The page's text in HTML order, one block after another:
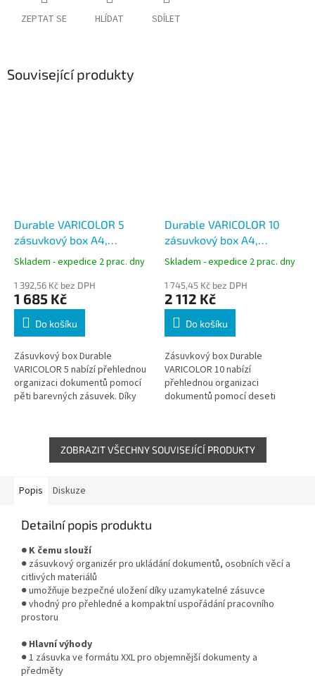
ZEPTAT SE HLÍDAT SDÍLET
Související produkty
Durable VARICOLOR 5
zásuvkový box A4,
barevný, 760527
Skladem - expedice 2 prac. dny
1 392,56 Kč bez DPH
1 685 Kč
Do košíku
Zásuvkový box Durable
VARICOLOR 5 nabízí přehlednou
organizaci dokumentů pomocí
pěti barevných zásuvek. Díky
ideální pro...
Durable VARICOLOR 10
zásuvkový box A4,
barevný, 761027
Skladem - expedice 2 prac. dny
1 745,45 Kč bez DPH
2 112 Kč
Do košíku
Zásuvkový box Durable
VARICOLOR 10 nabízí
přehlednou organizaci
dokumentů pomocí deseti
jemnému chodu zásuvek je
ideální...
ZOBRAZIT VŠECHNY SOUVISEJÍCÍ PRODUKTY
Popis Diskuze
Detailní popis produktu
● K čemu slouží
● zásuvkový organizér pro ukládání dokumentů, osobních věcí a
citlivých materiálů
● umožňuje bezpečné uložení díky uzamykatelné zásuvce
● vhodný pro přehledné a kompaktní uspořádání pracovního
prostoru
● Hlavní výhody
● 1 zásuvka ve formátu XXL pro objemnější dokumenty a
předměty